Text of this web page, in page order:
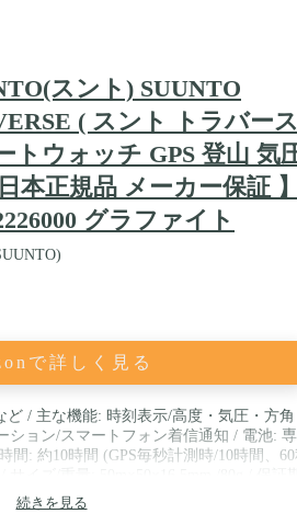
スント) SUUNTO
( スント トラバー
トウォッチ GPS 登山 気
本正規品 メーカー保証 】
グラファイト
で詳しく見る
/ 主な機能: 時刻表示/高度・気圧・方角
ション/スマートフォン着信通知 / 電池:
間: 約10時間 (GPS毎秒計測時/10時間、
国語 ほか / 付属品: 保証書 説明書 USBケ
続きを見る